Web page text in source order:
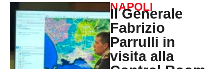
NAPOLI
Il Generale
Fabrizio
Parrulli in
visita alla